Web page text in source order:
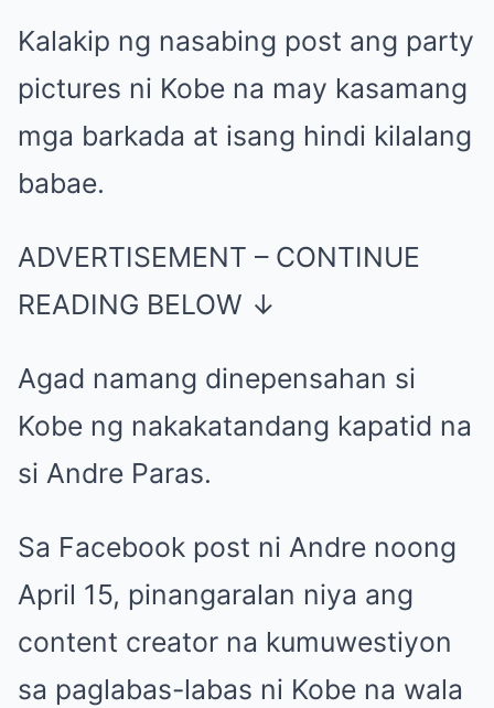
Kalakip ng nasabing post ang party
pictures ni Kobe na may kasamang
mga barkada at isang hindi kilalang
babae.
ADVERTISEMENT – CONTINUE
READING BELOW ↓
Agad namang dinepensahan si
Kobe ng nakakatandang kapatid na
si Andre Paras.
Sa Facebook post ni Andre noong
April 15, pinangaralan niya ang
content creator na kumuwestiyon
sa paglabas-labas ni Kobe na wala